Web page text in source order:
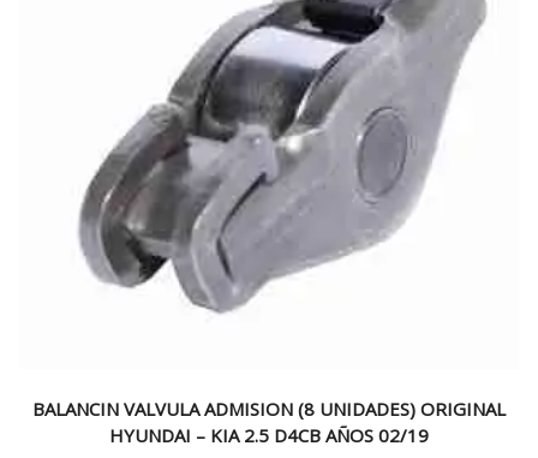
BALANCIN VALVULA ADMISION (8 UNIDADES) ORIGINAL
HYUNDAI – KIA 2.5 D4CB AÑOS 02/19